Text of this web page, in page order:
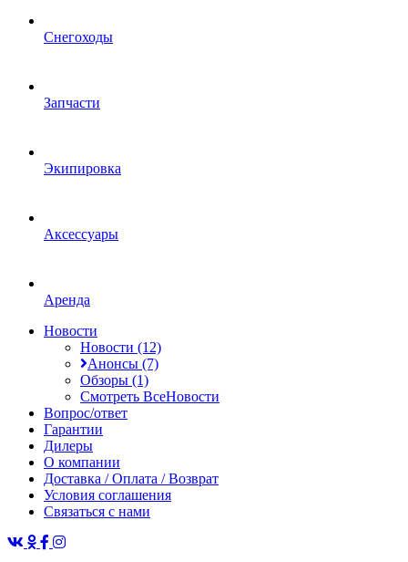
Снегоходы
Запчасти
Экипировка
Аксессуары
Аренда
Новости
Новости (12)
Анонсы (7)
Обзоры (1)
Смотреть ВсеНовости
Вопрос/ответ
Гарантии
Дилеры
О компании
Доставка / Оплата / Возврат
Условия соглашения
Связаться с нами